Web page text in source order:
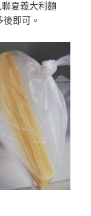
夏義大利麵
即可。